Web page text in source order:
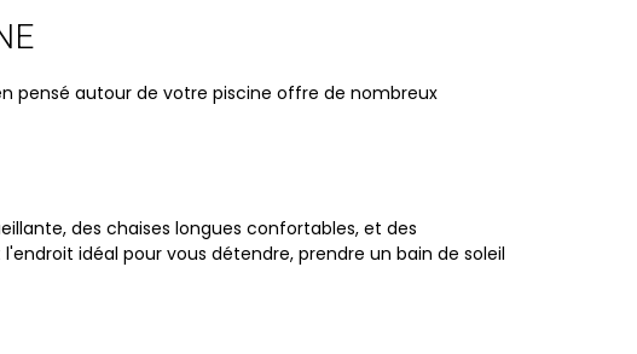
pensé autour de votre piscine offre de nombreux
des chaises longues confortables, et des
idéal pour vous détendre, prendre un bain de soleil